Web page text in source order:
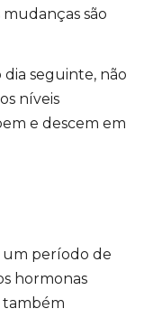
mudanças são
dia seguinte, não
níveis
e descem em
um período de
hormonas
também